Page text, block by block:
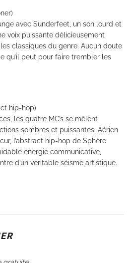
avec Sunderfeet, un son lourd et
voix puissante délicieusement
classiques du genre. Aucun doute
qu’il peut pour faire trembler les
hip-hop)
les quatre MC’s se mêlent
sombres et puissantes. Aérien
l’abstract hip-hop de Sphère
énergie communicative,
d’un véritable séisme artistique.